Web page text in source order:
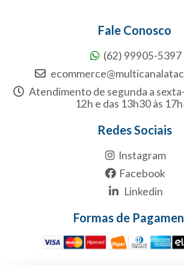
Fale Conosco
(62) 99905-5397
Atendimento de segunda a
12h e das 13h30 às
Redes Sociais
Instagram
Facebook
Linkedin
Formas de